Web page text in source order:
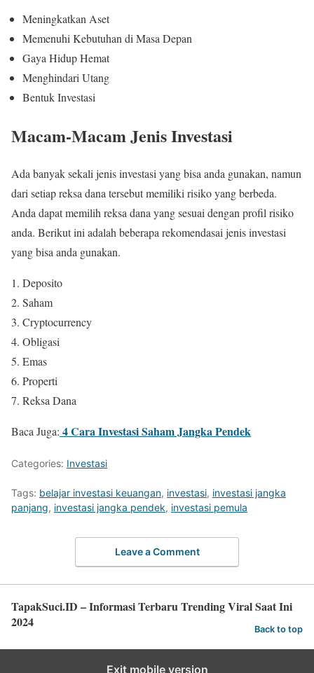
Meningkatkan Aset
Memenuhi Kebutuhan di Masa Depan
Gaya Hidup Hemat
Menghindari Utang
Bentuk Investasi
Macam-Macam Jenis Investasi
Ada banyak sekali jenis investasi yang bisa anda gunakan, namun
dari setiap reksa dana tersebut memiliki risiko yang berbeda.
Anda dapat memilih reksa dana yang sesuai dengan profil risiko
anda. Berikut ini adalah beberapa rekomendasai jenis investasi
yang bisa anda gunakan.
Deposito
Saham
Cryptocurrency
Obligasi
Emas
Properti
Reksa Dana
Baca Juga: 4 Cara Investasi Saham Jangka Pendek
Categories: Investasi
Tags: belajar investasi keuangan, investasi, investasi jangka
panjang, investasi jangka pendek, investasi pemula
Leave a Comment
TapakSuci.ID – Informasi Terbaru Trending Viral Saat Ini
2024
Back to top
Exit mobile version